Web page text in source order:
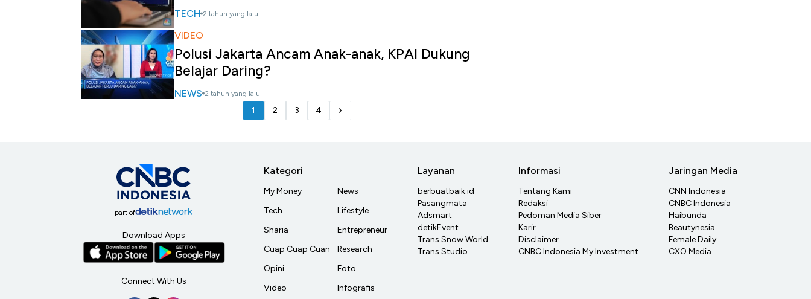
TECH 2 tahun yang lalu
VIDEO
Polusi Jakarta Ancam Anak-anak, KPAI Dukung
Belajar Daring?
NEWS 2 tahun yang lalu
1 2 3 4
part of
Download Apps
Connect With Us
Kategori
My Money
Tech
Sharia
Cuap Cuap Cuan
Opini
Video
News
Lifestyle
Entrepreneur
Research
Foto
Infografis
Layanan
berbuatbaik.id
Pasangmata
Adsmart
detikEvent
Trans Snow World
Trans Studio
Informasi
Tentang Kami
Redaksi
Pedoman Media Siber
Karir
Disclaimer
CNBC Indonesia My Investment
Jaringan Media
CNN Indonesia
CNBC Indonesia
Haibunda
Beautynesia
Female Daily
CXO Media